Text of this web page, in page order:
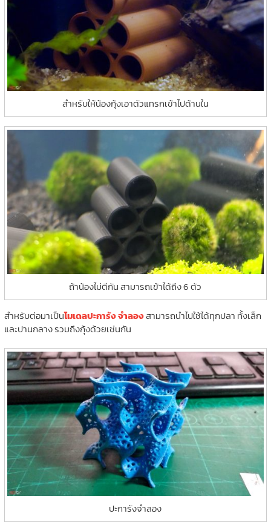
สำหรับให้น้องกุ้งเอาตัวแทรกเข้าไปด้านใน
ถ้าน้องไม่ตีกัน สามารถเข้าได้ถึง 6 ตัว
สำหรับต่อมาเป็นโมเดลปะการัง จำลองสามารถนำไปใช้ได้ทุกปลา ทั้งเล็ก
และปานกลาง รวมถึงกุ้งด้วยเช่นกัน
ปะการังจำลอง